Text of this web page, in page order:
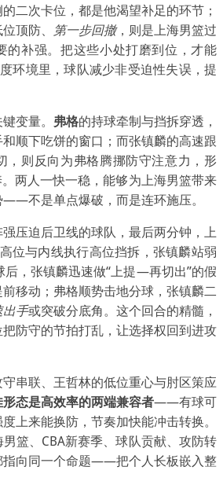
二次卡位，都是他渴望补足的环节；
顶防、 第一步回撤，则是上海男篮过
的补强。把这些小处打磨到位，才能
环境里，球队减少非受迫性失误，提
变量。 弗格的持球牵制与挡拆穿透，
顺下吃饼的窗口；而张镇麟的高速跟
，则反向为弗格腾挪防守注意力，形
两人一快一稳，能够为上海男篮带来
不是单点爆破，而是连环施压。
压迫后卫线的球队，最后两分钟，上
位与内线执行高位挡拆，张镇麟站弱
，张镇麟迅速做“上提—再切出”的假
移动；弗格顺势击地分球，张镇麟二
出手或突破分底角。这个回合的精髓，
防守的节拍打乱，让选择权回到进攻
串联、王哲林的低位重心与肘区策应
态是高效率的两端兼容者——有球可
上来能换防，节奏加快能冲击转换。
篮、CBA新赛季、球队贡献、攻防转
指向同一个命题——把个人长板嵌入整